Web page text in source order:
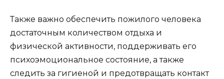
Также важно обеспечить пожилого человека
достаточным количеством отдыха и
физической активности, поддерживать его
психоэмоциональное состояние, а также
следить за гигиеной и предотвращать контакт